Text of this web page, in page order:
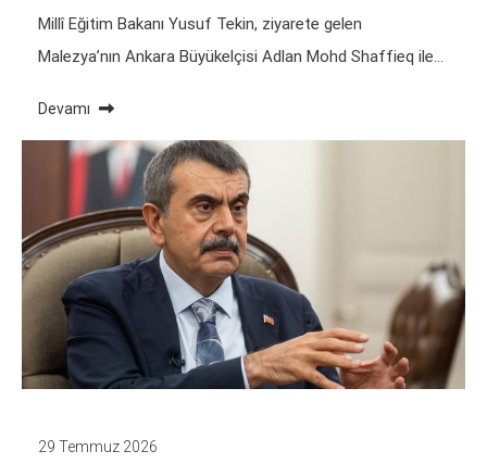
Millî Eğitim Bakanı Yusuf Tekin, ziyarete gelen
Malezya’nın Ankara Büyükelçisi Adlan Mohd Shaffieq ile…
Devamı
29 Temmuz 2026